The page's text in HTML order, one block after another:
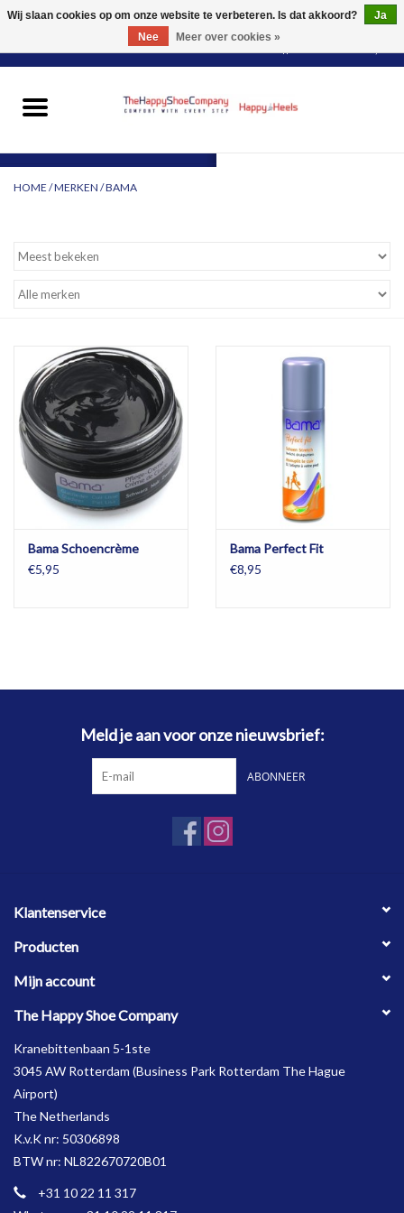
0 Artikelen - €0,00
HEREN
VOOR WIE?
SCHOENEN PASSEN &
OPHALEN
HOME /MERKEN /BAMA
Bama Schoencrème
€5,95
Bama Perfect Fit
€8,95
Meld je aan voor onze nieuwsbrief:
ABONNEER
Klantenservice
Producten
Mijn account
The Happy Shoe Company
Kranebittenbaan 5-1ste
3045 AW Rotterdam (Business Park Rotterdam The Hague
Airport)
The Netherlands
K.v.K nr: 50306898
BTW nr: NL822670720B01
+31 10 22 11 317
Wij slaan cookies op om onze website te verbeteren. Is dat akkoord?
Ja
Nee
Meer over cookies »